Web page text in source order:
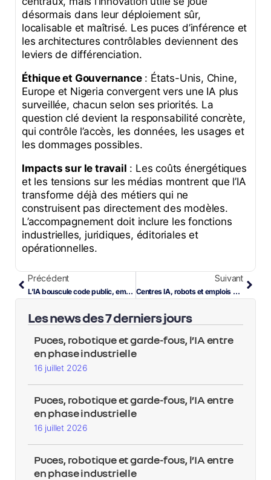
désormais dans leur déploiement sûr,
localisable et maîtrisé. Les puces d’inférence et
les architectures contrôlables deviennent des
leviers de différenciation.
Éthique et Gouvernance: États-Unis, Chine,
Europe et Nigeria convergent vers une IA plus
surveillée, chacun selon ses priorités. La
question clé devient la responsabilité concrète,
qui contrôle l’accès, les données, les usages et
les dommages possibles.
Impacts sur le travail : Les coûts énergétiques
et les tensions sur les médias montrent que l’IA
transforme déjà des métiers qui ne
construisent pas directement des modèles.
L’accompagnement doit inclure les fonctions
industrielles, juridiques, éditoriales et
opérationnelles.
Précédent
L’IA bouscule code public, emploi et puces mémoire
Suivant
Centres IA, robots et emplois passent au test réel
Les news des 7 derniers jours
Puces, robotique et garde-fous, l’IA entre
en phase industrielle
16 juillet 2026
Puces, robotique et garde-fous, l’IA entre
en phase industrielle
16 juillet 2026
Puces, robotique et garde-fous, l’IA entre
en phase industrielle